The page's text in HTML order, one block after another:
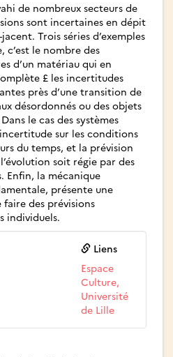
de nombreux secteurs de
sont incertaines en dépit
Trois séries d’exemples
c’est le nombre des
d’un matériau qui en
£ les incertitudes
près d’une transition de
désordonnés ou des objets
le cas des systèmes
sur les conditions
du temps, et la prévision
soit régie par des
Enfin, la mécanique
présente une
des prévisions
individuels.
Liens
Espace
Culture,
Université
de Lille